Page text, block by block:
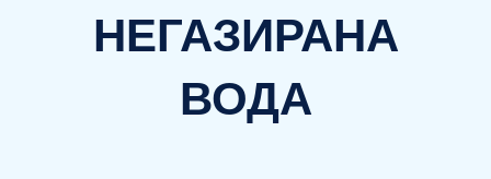
НЕГАЗИРАНА
ВОДА